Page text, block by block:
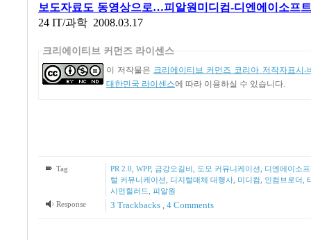
보도자료도 동영상으로…피알원미디컴-디엔에이소프
24 IT/과학 2008.03.17
크리에이티브 커먼즈 라이센스
이 저작물은 크리에이티브 커먼즈 코리아 저작자표시-
대한민국 라이센스에 따라 이용하실 수 있습니다.
Tag PR 2.0 WPP, 금강오길비 도모 커뮤니케이션
디엔에이소
털 커뮤니케이션
디지털매체 대행사, 미디컴 인컴브로더
시먼힐러드
피알원
Response
3 Trackbacks 4Comments